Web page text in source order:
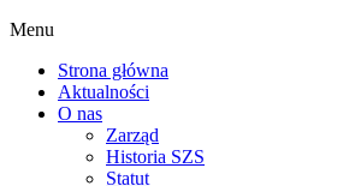
Menu
Strona główna
Aktualności
O nas
Zarząd
Historia SZS
Statut